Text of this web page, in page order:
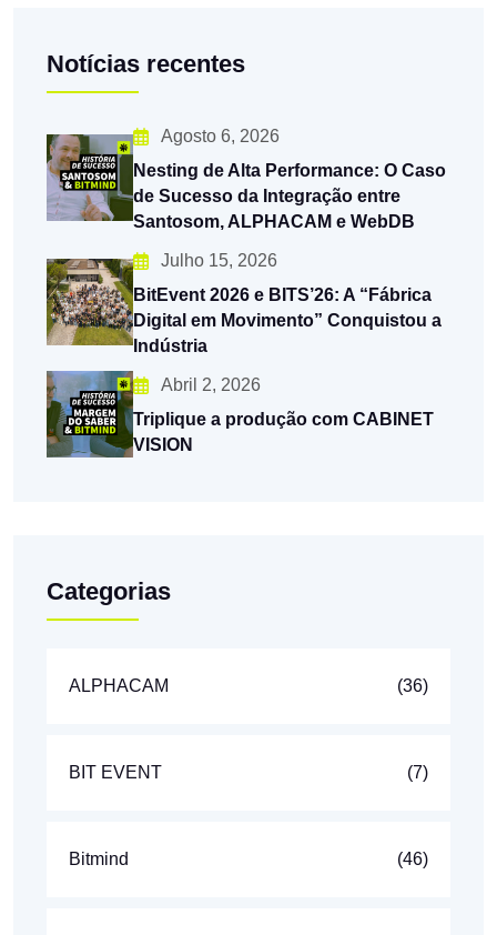
Notícias recentes
Agosto 6, 2026
Nesting de Alta Performance: O Caso
de Sucesso da Integração entre
Santosom, ALPHACAM e WebDB
Julho 15, 2026
BitEvent 2026 e BITS’26: A “Fábrica
Digital em Movimento” Conquistou a
Indústria
Abril 2, 2026
Triplique a produção com CABINET
VISION
Categorias
ALPHACAM (36)
BIT EVENT (7)
Bitmind (46)